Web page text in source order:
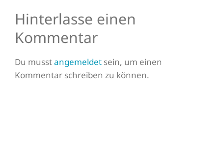
Hinterlasse einen
Kommentar
Du musstangemeldet sein, um einen
Kommentar schreiben zu können.